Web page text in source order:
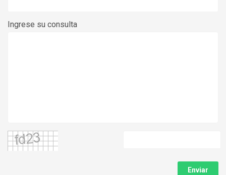
Ingrese su consulta
Enviar